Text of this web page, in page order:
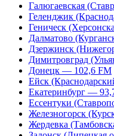
Галюгаевская
Геленджик
Геническ
Далматово
Дзержинск
Димитровград
Донецк — 102,6 FM
Ейск
Екатеринбург —
Ессентуки
Железногорск
Жердевка